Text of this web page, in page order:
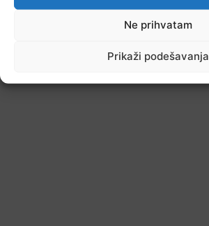
Ne prihvatam
Prikaži podešavanja